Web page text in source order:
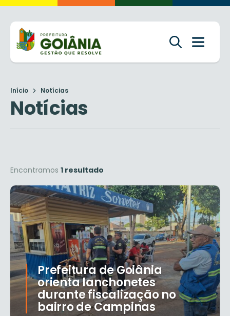
Início Notícias
Notícias
Encontramos 1 resultado
Prefeitura de Goiânia
orienta lanchonetes
durante fiscalização no
bairro de Campinas